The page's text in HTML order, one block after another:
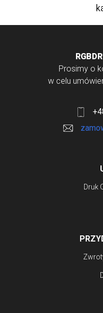
Prosimy o
w celu
Druk